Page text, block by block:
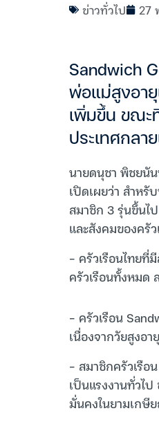
ข่าวทั่วไป 27
Sandwich
พ่อแม่สูงอายุ
เพิ่มขึ้น ขณะ
ประเทศกลา
นายดนุชา พิชยนั
เปิดเผยว่า สำห
สมาชิก 3 รุ่นขึ้นไ
และสังคมของครั
– ครัวเรือนไทย
ครัวเรือนทั้งหมด
– ครัวเรือน
เนื่องจากวัยสูงอ
– สมาชิกครัวเรื
เป็นแรงงานทั่วไ
มั่นคงในยามเกษี